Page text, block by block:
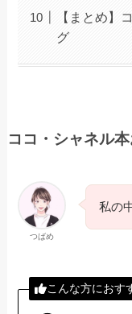
【まとめ】
グ
ココ・シャネル
つばめ
私の
こんな方におす